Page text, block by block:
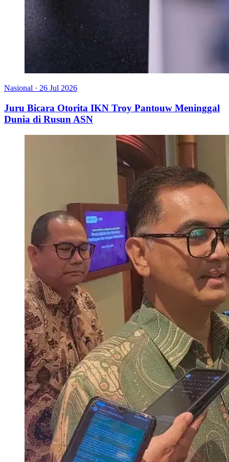
Nasional · 26 Jul 2026
Juru Bicara Otorita IKN Troy Pantouw Meninggal
Dunia di Rusun ASN